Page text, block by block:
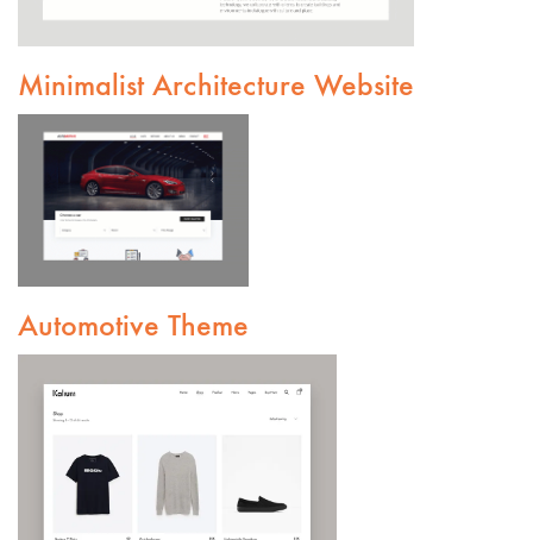
Minimalist Architecture Website
Automotive Theme